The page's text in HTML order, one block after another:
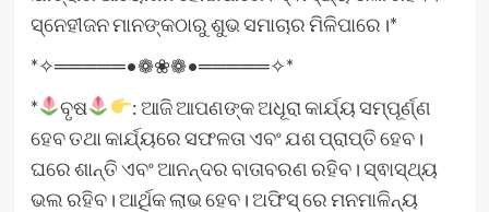
ସ୍ନେହୀଜନ ମାନଙ୍କଠାରୁ ଶୁଭ ସମାଚାର ମିଳିପାରେ।*
*✧═════•❁❀❁•═════✧*
*
ବୃଷ
: ଆଜି ଆପଣଙ୍କ ଅଧୂରା କାର୍ଯ୍ୟ ସମ୍ପୂର୍ଣ୍ଣ
ହେବ ତଥା କାର୍ଯ୍ୟରେ ସଫଳତା ଏବଂ ଯଶ ପ୍ରାପ୍ତି ହେବ।
ଘରେ ଶାନ୍ତି ଏବଂ ଆନନ୍ଦର ବାତାବରଣ ରହିବ। ସ୍ଵାସ୍ଥ୍ୟ
ଭଲ ରହିବ। ଆର୍ଥିକ ଲାଭ ହେବ। ଅଫିସ୍ ରେ ମନମାଳିନ୍ୟ